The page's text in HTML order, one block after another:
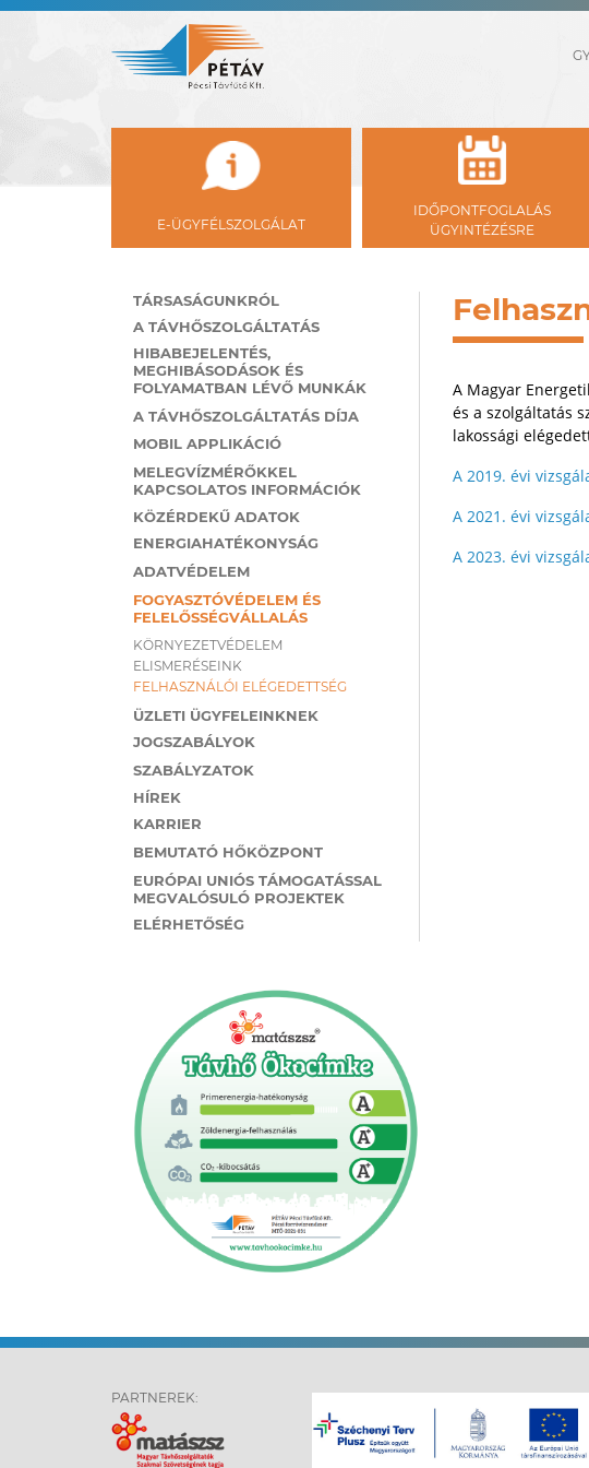
E-ÜGYFÉLSZOLGÁLAT
IDŐPONTFOGLALÁS
ÜGYINTÉZÉSRE
TÁRSASÁGUNKRÓL
A TÁVHŐSZOLGÁLTATÁS
HIBABEJELENTÉS,
MEGHIBÁSODÁSOK ÉS
FOLYAMATBAN LÉVŐ MUNKÁK
A TÁVHŐSZOLGÁLTATÁS DÍJA
MOBIL APPLIKÁCIÓ
MELEGVÍZMÉRŐKKEL
KAPCSOLATOS INFORMÁCIÓK
KÖZÉRDEKŰ ADATOK
ENERGIAHATÉKONYSÁG
ADATVÉDELEM
FOGYASZTÓVÉDELEM ÉS
FELELŐSSÉGVÁLLALÁS
KÖRNYEZETVÉDELEM
ELISMERÉSEINK
FELHASZNÁLÓI ELÉGEDETTSÉG
ÜZLETI ÜGYFELEINKNEK
JOGSZABÁLYOK
SZABÁLYZATOK
HÍREK
KARRIER
BEMUTATÓ HŐKÖZPONT
EURÓPAI UNIÓS TÁMOGATÁSSAL
MEGVALÓSULÓ PROJEKTEK
ELÉRHETŐSÉG
A Magyar
és a szolgáltatás
lakossági
A 2019. évi
A 2021. évi
A 2023. évi
PARTNEREK: